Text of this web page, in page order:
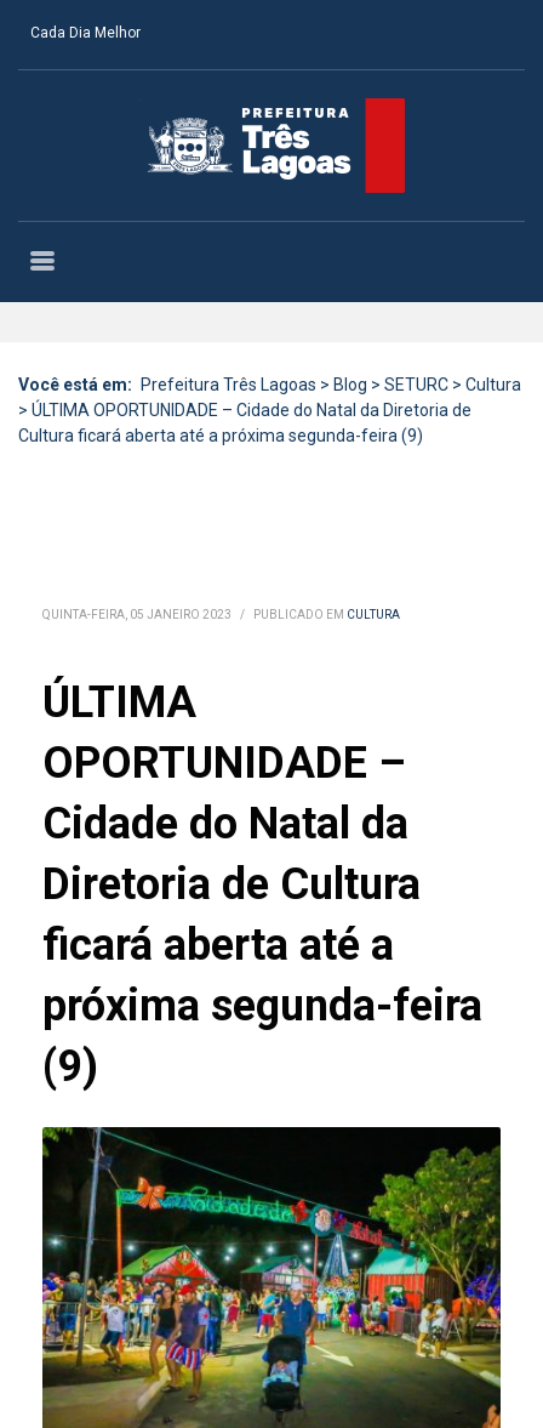
Cada Dia Melhor
Você está em: Prefeitura Três Lagoas > Blog > SETURC > Cultura
> ÚLTIMA OPORTUNIDADE – Cidade do Natal da Diretoria de
Cultura ficará aberta até a próxima segunda-feira (9)
QUINTA-FEIRA, 05 JANEIRO 2023 / PUBLICADO EM CULTURA
ÚLTIMA
OPORTUNIDADE –
Cidade do Natal da
Diretoria de Cultura
ficará aberta até a
próxima segunda-feira
(9)